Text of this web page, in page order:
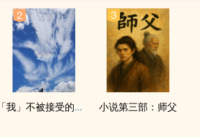
「我」不被接受的原因 小说第三部：师父